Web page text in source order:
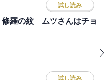
試し読み
羅の紋 ムツさんはチョ
試し読み